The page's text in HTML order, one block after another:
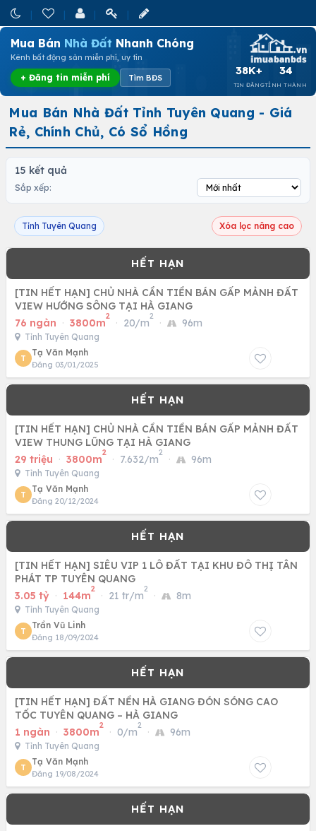
Mua Bán Nhà Đất Nhanh Chóng
Kênh bất động sản miễn phí, uy tín
+ Đăng tin miễn phí Tìm BĐS
38K+
TIN ĐĂNG
34
TỈNH THÀNH
Mua Bán Nhà Đất Tỉnh Tuyên Quang - Giá
Rẻ, Chính Chủ, Có Sổ Hồng
15 kết quả
Sắp xếp:
Tỉnh Tuyên Quang Xóa lọc nâng cao
[TIN HẾT HẠN] CHỦ NHÀ CẦN TIỀN BÁN GẤP MẢNH ĐẤT
VIEW HƯỚNG SÔNG TẠI HÀ GIANG
76 ngàn · 3800m
2
· 20/m
2
· 96m
Tỉnh Tuyên Quang
T
Tạ Văn Mạnh
Đăng 03/01/2025
[TIN HẾT HẠN] CHỦ NHÀ CẦN TIỀN BÁN GẤP MẢNH ĐẤT
VIEW THUNG LŨNG TẠI HÀ GIANG
29 triệu · 3800m
2
· 7.632/m
2
· 96m
Tỉnh Tuyên Quang
T
Tạ Văn Mạnh
Đăng 20/12/2024
[TIN HẾT HẠN] SIÊU VIP 1 LÔ ĐẤT TẠI KHU ĐÔ THỊ TÂN
PHÁT TP TUYÊN QUANG
3.05 tỷ · 144m
2
· 21 tr/m
2
· 8m
Tỉnh Tuyên Quang
T
Trần Vũ Linh
Đăng 18/09/2024
[TIN HẾT HẠN] ĐẤT NỀN HÀ GIANG ĐÓN SÓNG CAO
TỐC TUYÊN QUANG – HÀ GIANG
1 ngàn · 3800m
2
· 0/m
2
· 96m
Tỉnh Tuyên Quang
T
Tạ Văn Mạnh
Đăng 19/08/2024